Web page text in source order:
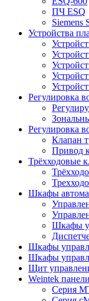
ПЧ ESQ
Siemens
Устройства
Регулировка
Регулировка
Клапан
Привод
Трёхходовые
Шкафы
Шкафы
Шкафы
Шкафы
Щит
Weintek
Серия